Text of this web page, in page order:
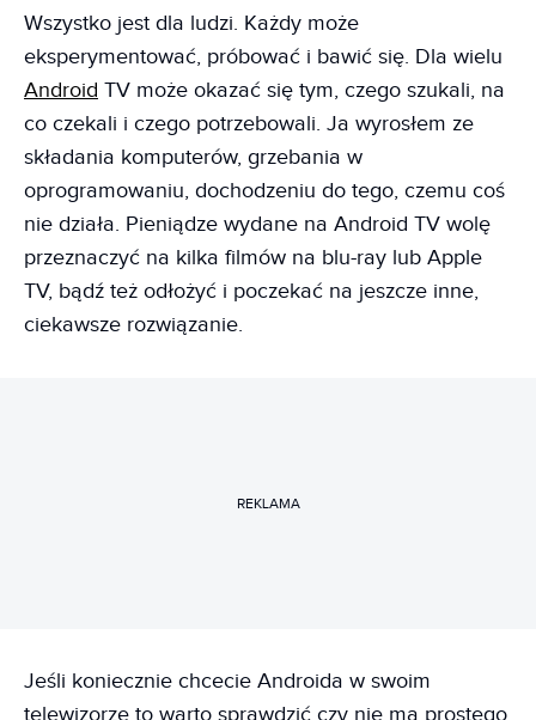
Wszystko jest dla ludzi. Każdy może
eksperymentować, próbować i bawić się. Dla wielu
Android TV może okazać się tym, czego szukali, na
co czekali i czego potrzebowali. Ja wyrosłem ze
składania komputerów, grzebania w
oprogramowaniu, dochodzeniu do tego, czemu coś
nie działa. Pieniądze wydane na Android TV wolę
przeznaczyć na kilka filmów na blu-ray lub Apple
TV, bądź też odłożyć i poczekać na jeszcze inne,
ciekawsze rozwiązanie.
REKLAMA
Jeśli koniecznie chcecie Androida w swoim